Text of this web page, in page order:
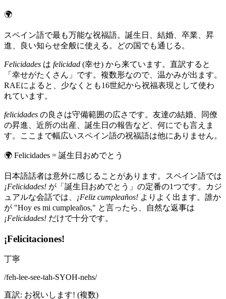
🌍
スペイン語で最も万能な祝福語。誕生日、結婚、卒業、昇
進、良い知らせ全般に使える。どの国でも通じる。
Felicidades は felicidad (幸せ) から来ています。直訳すると
「幸せがたくさん」です。複数形なので、温かみが出ます。
RAEによると、少なくとも16世紀から祝福表現として使わ
れています。
felicidades の良さは守備範囲の広さです。友達の結婚、同僚
の昇進、近所の出産、誕生日の報告など、何にでも言えま
す。ここまで幅広いスペイン語の祝福語は他にありません。
🌍 Felicidades = 誕生日おめでとう
日本語話者は意外に感じることがあります。スペイン語では
¡Felicidades! が「誕生日おめでとう」の定番の1つです。カジ
ュアルな会話では、
¡Feliz cumpleaños! よりよく出ます。誰か
が "Hoy es mi cumpleaños," と言ったら、自然な返事は
¡Felicidades! だけで十分です。
¡Felicitaciones!
丁寧
/feh-lee-see-tah-SYOH-nehs/
直訳: お祝いします! (複数)